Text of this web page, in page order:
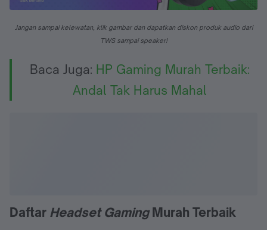
Jangan sampai kelewatan, klik gambar dan dapatkan diskon produk audio dari
TWS sampai speaker!
Baca Juga: HP Gaming Murah Terbaik:
Andal Tak Harus Mahal
Daftar Headset GamingMurah Terbaik